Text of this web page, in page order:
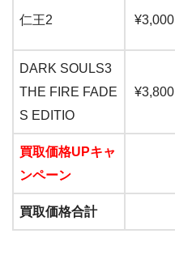
仁王2 ¥3,000
DARK SOULS3
THE FIRE FADE
S EDITIO
¥3,800
買取価格UPキャ
ンペーン
買取価格合計